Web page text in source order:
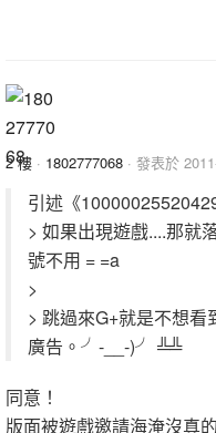
2 樓 · 1802777068 · 發表於
引述《
> 如果出現遊戲....那就
號不用 = =a
>
> 跳過來G+就是不想
廣告。╯-__-)╯ ╩╩
同意！
版面被遊戲邀請海淹沒真